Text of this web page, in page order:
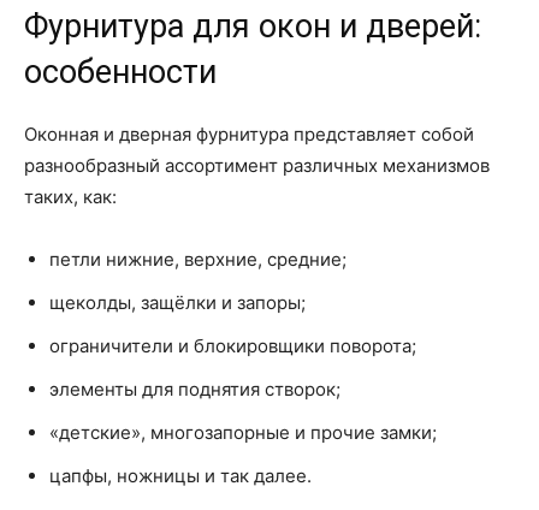
Фурнитура для окон и дверей:
особенности
Оконная и дверная фурнитура представляет собой
разнообразный ассортимент различных механизмов
таких, как:
петли нижние, верхние, средние;
щеколды, защёлки и запоры;
ограничители и блокировщики поворота;
элементы для поднятия створок;
«детские», многозапорные и прочие замки;
цапфы, ножницы и так далее.